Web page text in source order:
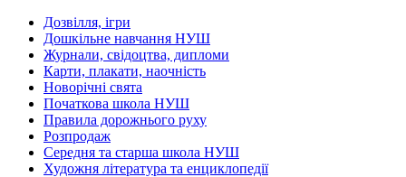
Дозвілля, ігри
Дошкільне навчання НУШ
Журнали, свідоцтва, дипломи
Карти, плакати, наочність
Новорічні свята
Початкова школа НУШ
Правила дорожнього руху
Розпродаж
Середня та старша школа НУШ
Художня література та енциклопедії